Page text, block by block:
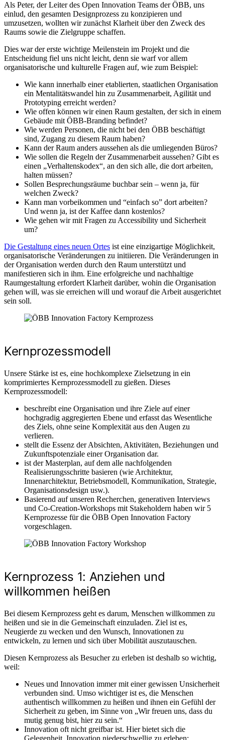
Als Peter, der Leiter des Open Innovation Teams der ÖBB, uns
einlud, den gesamten Designprozess zu konzipieren und
umzusetzen, wollten wir zunächst Klarheit über den Zweck des
Raums sowie die Zielgruppe schaffen.
Dies war der erste wichtige Meilenstein im Projekt und die
Entscheidung fiel uns nicht leicht, denn sie warf vor allem
organisatorische und kulturelle Fragen auf, wie zum Beispiel:
Wie kann innerhalb einer etablierten, staatlichen Organisation
ein Mentalitätswandel hin zu Zusammenarbeit, Agilität und
Prototyping erreicht werden?
Wie offen können wir einen Raum gestalten, der sich in einem
Gebäude mit ÖBB-Branding befindet?
Wie werden Personen, die nicht bei den ÖBB beschäftigt
sind, Zugang zu diesem Raum haben?
Kann der Raum anders aussehen als die umliegenden Büros?
Wie sollen die Regeln der Zusammenarbeit aussehen? Gibt es
einen „Verhaltenskodex“, an den sich alle, die dort arbeiten,
halten müssen?
Sollen Besprechungsräume buchbar sein – wenn ja, für
welchen Zweck?
Kann man vorbeikommen und “einfach so” dort arbeiten?
Und wenn ja, ist der Kaffee dann kostenlos?
Wie gehen wir mit Fragen zu Accessibility und Sicherheit
um?
Die Gestaltung eines neuen Ortes ist eine einzigartige Möglichkeit,
organisatorische Veränderungen zu initiieren. Die Veränderungen in
der Organisation werden durch den Raum unterstützt und
manifestieren sich in ihm. Eine erfolgreiche und nachhaltige
Raumgestaltung erfordert Klarheit darüber, wohin die Organisation
gehen will, was sie erreichen will und worauf die Arbeit ausgerichtet
sein soll.
Kernprozessmodell
Unsere Stärke ist es, eine hochkomplexe Zielsetzung in ein
komprimiertes Kernprozessmodell zu gießen. Dieses
Kernprozessmodell:
beschreibt eine Organisation und ihre Ziele auf einer
hochgradig aggregierten Ebene und erfasst das Wesentliche
des Ziels, ohne seine Komplexität aus den Augen zu
verlieren.
stellt die Essenz der Absichten, Aktivitäten, Beziehungen und
Zukunftspotenziale einer Organisation dar.
ist der Masterplan, auf dem alle nachfolgenden
Realisierungsschritte basieren (wie Architektur,
Innenarchitektur, Betriebsmodell, Kommunikation, Strategie,
Organisationsdesign usw.).
Basierend auf unseren Recherchen, generativen Interviews
und Co-Creation-Workshops mit Stakeholdern haben wir 5
Kernprozesse für die ÖBB Open Innovation Factory
vorgeschlagen.
Kernprozess 1: Anziehen und
willkommen heißen
Bei diesem Kernprozess geht es darum, Menschen willkommen zu
heißen und sie in die Gemeinschaft einzuladen. Ziel ist es,
Neugierde zu wecken und den Wunsch, Innovationen zu
entwickeln, zu lernen und sich über Mobilität auszutauschen.
Diesen Kernprozess als Besucher zu erleben ist deshalb so wichtig,
weil:
Neues und Innovation immer mit einer gewissen Unsicherheit
verbunden sind. Umso wichtiger ist es, die Menschen
authentisch willkommen zu heißen und ihnen ein Gefühl der
Sicherheit zu geben, im Sinne von „Wir freuen uns, dass du
mutig genug bist, hier zu sein.“
Innovation oft nicht greifbar ist. Hier bietet sich die
Gelegenheit, Innovation niederschwellig zu erleben: